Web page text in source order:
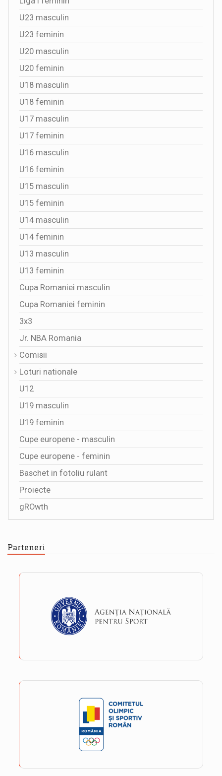
U23 masculin
U23 feminin
U20 masculin
U20 feminin
U18 masculin
U18 feminin
U17 masculin
U17 feminin
U16 masculin
U16 feminin
U15 masculin
U15 feminin
U14 masculin
U14 feminin
U13 masculin
U13 feminin
Cupa Romaniei masculin
Cupa Romaniei feminin
3x3
Jr. NBA Romania
Comisii
Loturi nationale
U12
U19 masculin
U19 feminin
Cupe europene - masculin
Cupe europene - feminin
Baschet in fotoliu rulant
Proiecte
gROwth
Parteneri